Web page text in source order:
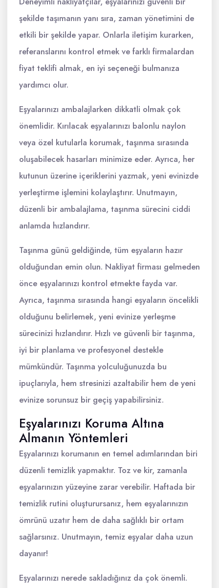
şekilde taşımanın yanı sıra, zaman yönetimini de
etkili bir şekilde yapar. Onlarla iletişim kurarken,
referanslarını kontrol etmek ve farklı firmalardan
fiyat teklifi almak, en iyi seçeneği bulmanıza
yardımcı olur.
Eşyalarınızı ambalajlarken dikkatli olmak çok
önemlidir. Kırılacak eşyalarınızı balonlu naylon
veya özel kutularla korumak, taşınma sırasında
oluşabilecek hasarları minimize eder. Ayrıca, her
kutunun üzerine içeriklerini yazmak, yeni evinizde
yerleştirme işlemini kolaylaştırır. Unutmayın,
düzenli bir ambalajlama, taşınma sürecini ciddi
anlamda hızlandırır.
Taşınma günü geldiğinde, tüm eşyaların hazır
olduğundan emin olun. Nakliyat firması gelmeden
önce eşyalarınızı kontrol etmekte fayda var.
Ayrıca, taşınma sırasında hangi eşyaların öncelikli
olduğunu belirlemek, yeni evinize yerleşme
sürecinizi hızlandırır. Hızlı ve güvenli bir taşınma,
iyi bir planlama ve profesyonel destekle
mümkündür. Taşınma yolculuğunuzda bu
ipuçlarıyla, hem stresinizi azaltabilir hem de yeni
evinize sorunsuz bir geçiş yapabilirsiniz.
Eşyalarınızı Koruma Altına
Almanın Yöntemleri
Eşyalarınızı korumanın en temel adımlarından biri
düzenli temizlik yapmaktır. Toz ve kir, zamanla
eşyalarınızın yüzeyine zarar verebilir. Haftada bir
temizlik rutini oluşturursanız, hem eşyalarınızın
ömrünü uzatır hem de daha sağlıklı bir ortam
sağlarsınız. Unutmayın, temiz eşyalar daha uzun
dayanır!
Eşyalarınızı nerede sakladığınız da çok önemli.